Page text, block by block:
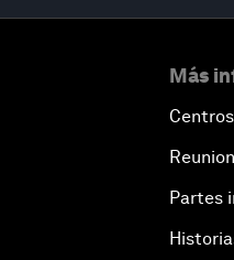
Más
Centros
Partes